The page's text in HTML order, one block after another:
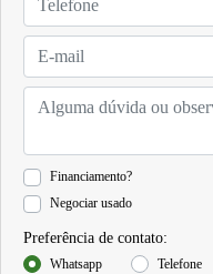
Financiamento?
Negociar usado
Preferência de contato:
Whatsapp Telefone